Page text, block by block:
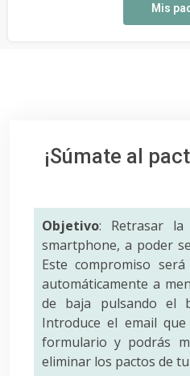
Mis
¡Súmate al
Objetivo: Retrasar
smartphone, a poder
Este compromiso
automáticamente a
de baja pulsando el
Introduce el email
formulario y podrás
eliminar los pactos de